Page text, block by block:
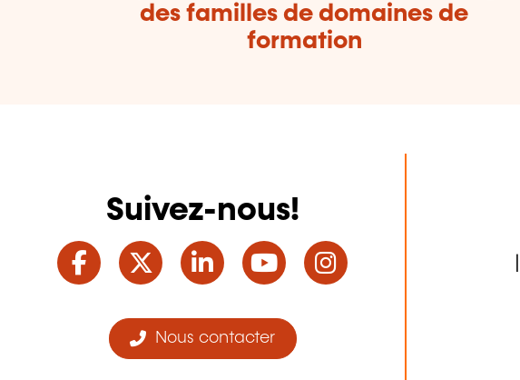
des familles de domaines de
formation
Suivez-nous!
Facebook
TwitterLinkedInYouTube
Nous contacter